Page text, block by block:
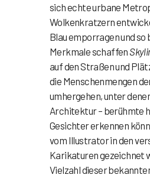
sich echte urbane
Wolkenkratzern
Blau emporragen und so
Merkmale schaffen
auf den Straßen und
die Menschenmengen
umhergehen, unter
Architektur – berühmte
Gesichter erkennen
vom Illustrator in den
Karikaturen gezeichnet
Vielzahl dieser